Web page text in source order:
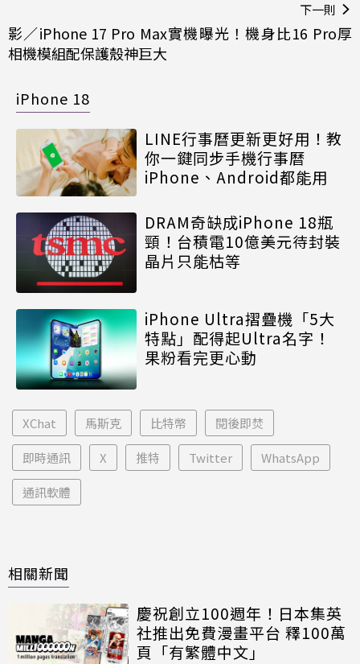
下一則
影／iPhone 17 Pro Max實機曝光！機身比16 Pro厚
相機模組配保護殼神巨大
iPhone 18
LINE行事曆更新更好用！教
你一鍵同步手機行事曆
iPhone、Android都能用
DRAM奇缺成iPhone 18瓶
頸！台積電10億美元待封裝
晶片只能枯等
iPhone Ultra摺疊機「5大
特點」配得起Ultra名字！
果粉看完更心動
XChat 馬斯克 比特幣 閱後即焚
即時通訊 X 推特 Twitter WhatsApp
通訊軟體
相關新聞
慶祝創立100週年！日本集英
社推出免費漫畫平台 釋100萬
頁「有繁體中文」